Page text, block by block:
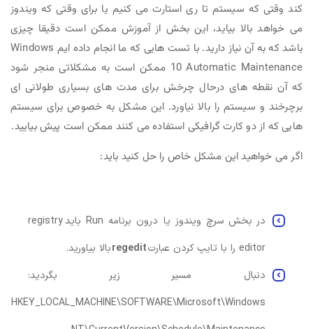
کند وقتی که سیستم تا ری استارت می کنیم یا برای وقتی که ویندوز
می خواهد بالا بیاید، این بخش از آموزش ممکن است دقیقا چیزی
باشد که به آن نیاز دارید. با تست هایی که ما انجام داده ایم Windows
10 Automatic Maintenance ممکن است به مشکلاتی منجر شود
که آن نقطه های درحال چرخش برای مدت های بسیاری طولانی ای
برچرخند و سیستم را بالا نیاورد. این مشکل به خصوص برای سیستم
هایی که از دو کارت گرافیکی استفاده می کنند ممکن است پیش بیایید.
اگر می خواهید این مشکل خاص را حل کنید باید:
در بخش سرچ ویندوز یا درون برنامه Run باید registry
editor را با تایپ کردن عبارت
regeditبالا بیاورید.
دنبال مسیر زیر بگردید:
HKEY_LOCAL_MACHINE\SOFTWARE\Microsoft\Windows